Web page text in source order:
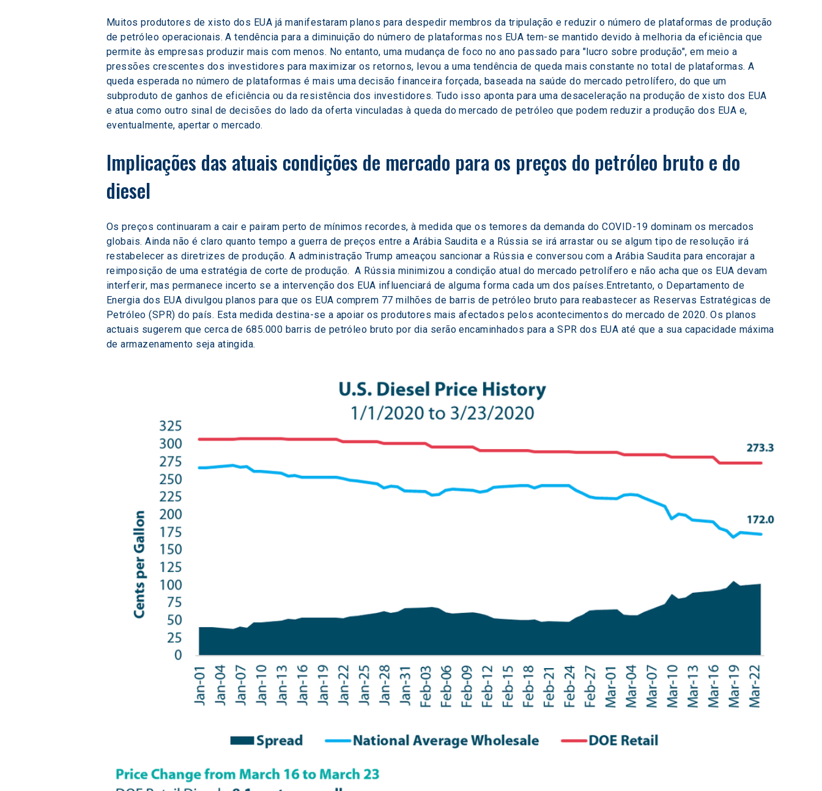
Muitos produtores de xisto dos EUA já manifestaram planos para despedir membros da tripulação e reduzir o número de plataformas de produção
de petróleo operacionais. A tendência para a diminuição do número de plataformas nos EUA tem-se mantido devido à melhoria da eficiência que
permite às empresas produzir mais com menos. No entanto, uma mudança de foco no ano passado para "lucro sobre produção", em meio a
pressões crescentes dos investidores para maximizar os retornos, levou a uma tendência de queda mais constante no total de plataformas. A
queda esperada no número de plataformas é mais uma decisão financeira forçada, baseada na saúde do mercado petrolífero, do que um
subproduto de ganhos de eficiência ou da resistência dos investidores. Tudo isso aponta para uma desaceleração na produção de xisto dos EUA
e atua como outro sinal de decisões do lado da oferta vinculadas à queda do mercado de petróleo que podem reduzir a produção dos EUA e,
eventualmente, apertar o mercado.
Implicações das atuais condições de mercado para os preços do petróleo bruto e do
diesel
Os preços continuaram a cair e pairam perto de mínimos recordes, à medida que os temores da demanda do COVID-19 dominam os mercados
globais. Ainda não é claro quanto tempo a guerra de preços entre a Arábia Saudita e a Rússia se irá arrastar ou se algum tipo de resolução irá
restabelecer as diretrizes de produção. A administração Trump ameaçou sancionar a Rússia e conversou com a Arábia Saudita para encorajar a
reimposição de uma estratégia de corte de produção.  A Rússia minimizou a condição atual do mercado petrolífero e não acha que os EUA devam
interferir, mas permanece incerto se a intervenção dos EUA influenciará de alguma forma cada um dos países.Entretanto, o Departamento de
Energia dos EUA divulgou planos para que os EUA comprem 77 milhões de barris de petróleo bruto para reabastecer as Reservas Estratégicas de
Petróleo (SPR) do país. Esta medida destina-se a apoiar os produtores mais afectados pelos acontecimentos do mercado de 2020. Os planos
actuais sugerem que cerca de 685.000 barris de petróleo bruto por dia serão encaminhados para a SPR dos EUA até que a sua capacidade máxima
de armazenamento seja atingida.